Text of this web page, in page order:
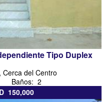
Tipo Duplex
del Centro
Baños: 2